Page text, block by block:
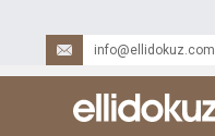
info@ellidokuz.com